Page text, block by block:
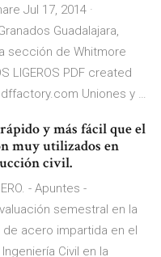
Jul 17, 2014 ·
Guadalajara,
sección de Whitmore
LIGEROS PDF created
Uniones y …
y más fácil que el
muy utilizados en
civil.
- Apuntes -
semestral en la
acero impartida en el
Civil en la